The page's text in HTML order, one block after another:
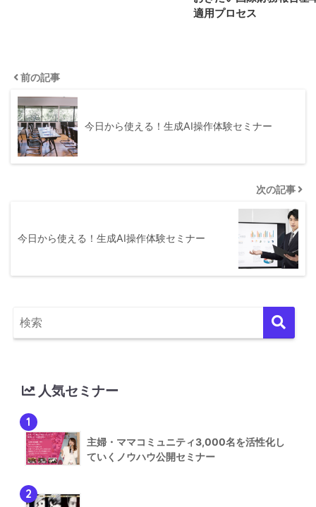
適用プロセス
前の記事
今日から使える！生成AI操作体験セミナー
次の記事
今日から使える！生成AI操作体験セミナー
人気セミナー
1
主婦・ママコミュニティ3,000名を活性化し
ていくノウハウ公開セミナー
2